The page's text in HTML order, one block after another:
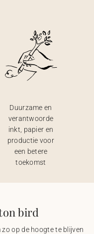
Duurzame en
verantwoorde
inkt, papier en
productie voor
een betere
toekomst
bird
op de hoogte te blijven